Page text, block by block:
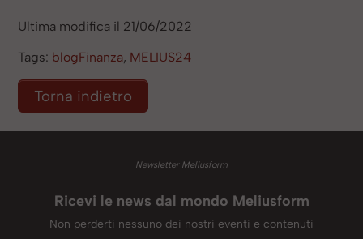
Ultima modifica il 21/06/2022
Tags: blogFinanza, MELIUS24
Torna indietro
Newsletter Meliusform
Ricevi le news dal mondo Meliusform
Non perderti nessuno dei nostri eventi e contenuti